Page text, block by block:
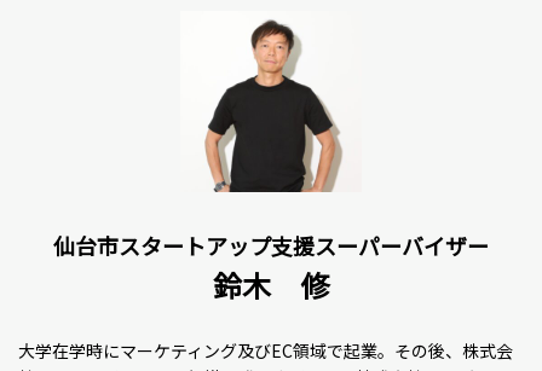
仙台市スタートアップ支援スーパーバイザー
鈴木 修
大学在学時にマーケティング及びEC領域で起業。その後、株式会